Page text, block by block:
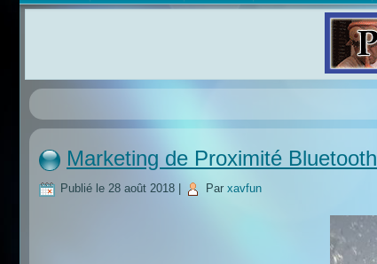
Marketing de Proximité Bluetooth
Publié le 28 août 2018 Par xavfun